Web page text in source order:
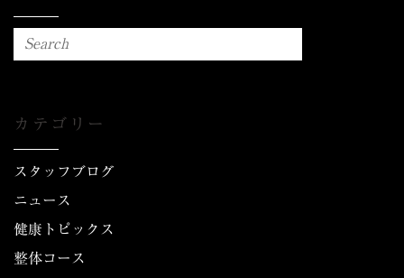
カテゴリー
スタッフブログ
ニュース
健康トピックス
整体コース